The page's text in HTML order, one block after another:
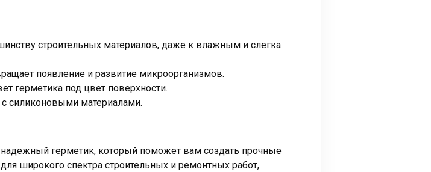
строительных материалов, даже к влажным и слегка
появление и развитие микроорганизмов.
герметика под цвет поверхности.
с силиконовыми материалами.
надежный герметик, который поможет вам создать прочные
широкого спектра строительных и ремонтных работ,